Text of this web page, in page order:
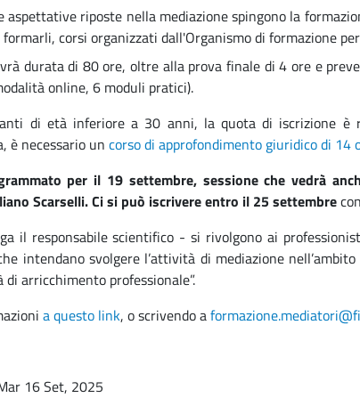
aspettative riposte nella mediazione spingono la
corsi organizzati dall'Organismo di formazione
durata di 80 ore, oltre alla prova finale di 4 ore e
online, 6 moduli pratici).
di età inferiore a 30 anni, la quota di iscrizione è
è necessario un corso di approfondimento giuridico di 14
per il 19 settembre, sessione che vedrà
Scarselli. Ci si può iscrivere entro il 25 settembre
il responsabile scientifico - si rivolgono ai
intendano svolgere l’attività di mediazione
di arricchimento professionale”.
a questo link, o scrivendo a
16 Set, 2025